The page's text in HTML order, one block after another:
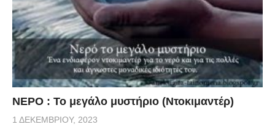
ΝΕΡΟ : Το μεγάλο μυστήριο (Ντοκιμαντέρ)
1 ΔΕΚΕΜΒΡΊΟΥ, 2023